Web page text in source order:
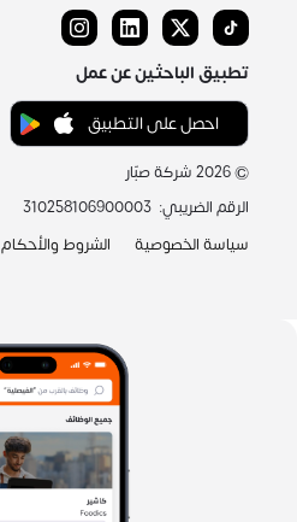
تطبيق الباحثين عن عمل
احصل على التطبيق
©
2026شركة صبّار
الرقم الضريبي:
310258106900003
سياسة الخصوصية
الشروط والأحكام